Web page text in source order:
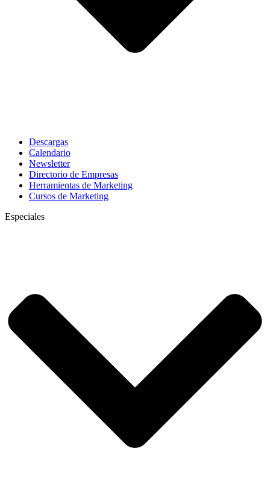
Descargas
Calendario
Newsletter
Directorio de Empresas
Herramientas de Marketing
Cursos de Marketing
Especiales